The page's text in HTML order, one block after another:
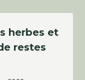
herbes et
restes